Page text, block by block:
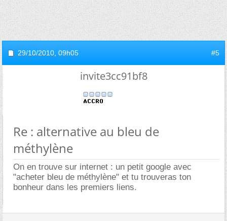
29/10/2010, 09h05 #5
invite3cc91bf8
Re : alternative au bleu de
méthylène
On en trouve sur internet : un petit google avec
"acheter bleu de méthylène" et tu trouveras ton
bonheur dans les premiers liens.